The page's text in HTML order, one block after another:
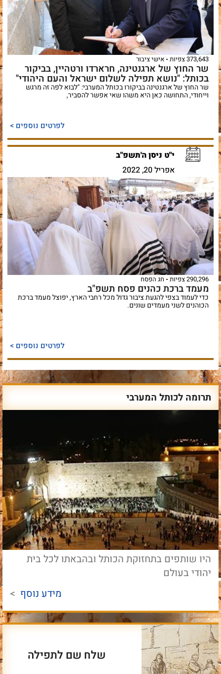
373,643 צפיות אישי ציבור
שר החוץ של ארגנטינה, חרארדו ורטהיין, בביקור
בכותל: "נושא תפילה לשלום ישראל והעם היהודי"
שר החוץ של ארגנטינה בביקורו בכותל המערבי: "לבוא לפה זה מרגש
וייחודי, התחושה כאן היא משהו שאי אפשר להסביר,
לפרטים נוספים >
י"ט ניסן ה'תשפ"ב
אפריל 20, 2022
290,296 צפיות חג הפסח
מעמד ברכת כהנים פסח תשפ"ב
כדי לעמוד בצפי להגעת ציבור גדול מכל רחבי הארץ, יפוצל מעמד ברכת
הכוהנים לשני מעמדים שונים.
לפרטים נוספים >
תרומה לכותל המערבי
היו שותפים בתחזוקת הכותל ובהבאתו לכל בית
יהודי בעולם
מידע נוסף >
שלח שם לתפילה